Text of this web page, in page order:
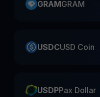
GRAMGRAM
USDCUSD Coin
USDPPax Dollar